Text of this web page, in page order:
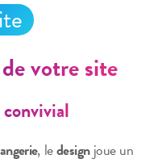
votre site
, ledesignjoue un